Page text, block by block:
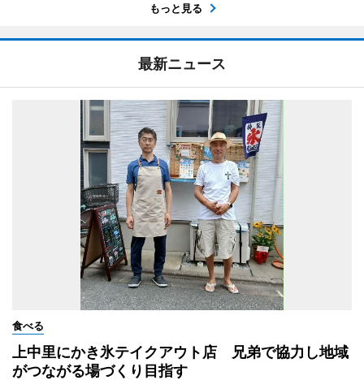
もっと見る
最新ニュース
食べる
上中里にかき氷テイクアウト店 兄弟で協力し地域
がつながる場づくり目指す